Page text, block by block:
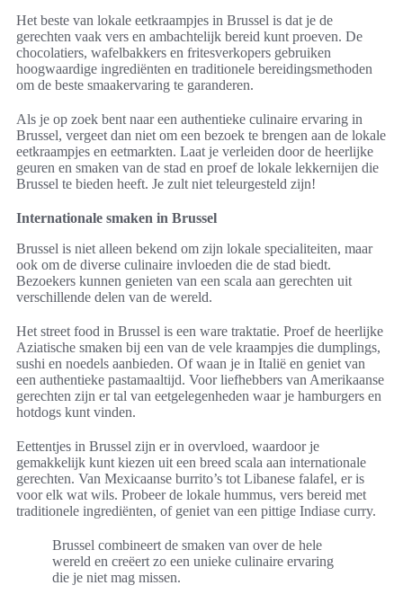
Het beste van lokale eetkraampjes in Brussel is dat je de
gerechten vaak vers en ambachtelijk bereid kunt proeven. De
chocolatiers, wafelbakkers en fritesverkopers gebruiken
hoogwaardige ingrediënten en traditionele bereidingsmethoden
om de beste smaakervaring te garanderen.
Als je op zoek bent naar een authentieke culinaire ervaring in
Brussel, vergeet dan niet om een bezoek te brengen aan de lokale
eetkraampjes en eetmarkten. Laat je verleiden door de heerlijke
geuren en smaken van de stad en proef de lokale lekkernijen die
Brussel te bieden heeft. Je zult niet teleurgesteld zijn!
Internationale smaken in Brussel
Brussel is niet alleen bekend om zijn lokale specialiteiten, maar
ook om de diverse culinaire invloeden die de stad biedt.
Bezoekers kunnen genieten van een scala aan gerechten uit
verschillende delen van de wereld.
Het street food in Brussel is een ware traktatie. Proef de heerlijke
Aziatische smaken bij een van de vele kraampjes die dumplings,
sushi en noedels aanbieden. Of waan je in Italië en geniet van
een authentieke pastamaaltijd. Voor liefhebbers van Amerikaanse
gerechten zijn er tal van eetgelegenheden waar je hamburgers en
hotdogs kunt vinden.
Eettentjes in Brussel zijn er in overvloed, waardoor je
gemakkelijk kunt kiezen uit een breed scala aan internationale
gerechten. Van Mexicaanse burrito’s tot Libanese falafel, er is
voor elk wat wils. Probeer de lokale hummus, vers bereid met
traditionele ingrediënten, of geniet van een pittige Indiase curry.
Brussel combineert de smaken van over de hele
wereld en creëert zo een unieke culinaire ervaring
die je niet mag missen.